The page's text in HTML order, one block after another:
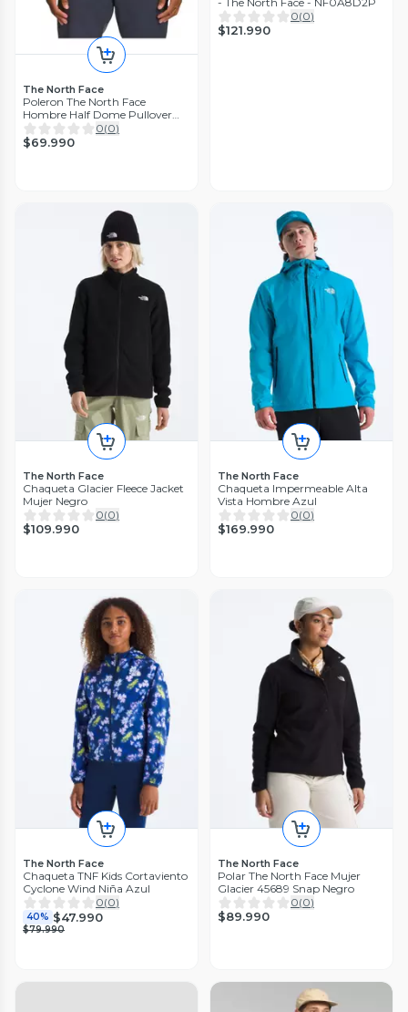
The North Face
Poleron The North Face
Hombre Half Dome Pullover
Hoodie Negro 0(0)
$69.990
0(0)
$121.990
The North Face
Chaqueta Glacier Fleece Jacket
Mujer Negro
0(0)
$109.990
The North Face
Chaqueta Impermeable Alta
Vista Hombre Azul
0(0)
$169.990
The North Face
Chaqueta TNF Kids Cortaviento
Cyclone Wind Niña Azul
0(0)
40% $47.990
$79.990
The North Face
Polar The North Face Mujer
Glacier 45689 Snap Negro
0(0)
$89.990